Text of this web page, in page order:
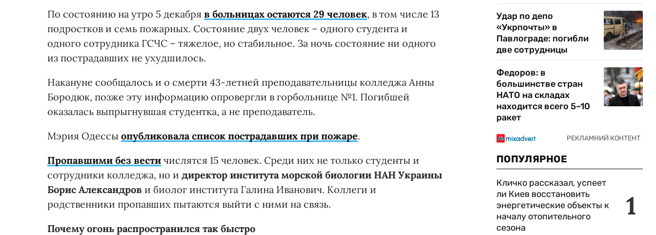
По состоянию на утро 5 декабря в больницах остаются 29 человек, в том числе 13
подростков и семь пожарных. Состояние двух человек – одного студента и
одного сотрудника ГСЧС – тяжелое, но стабильное. За ночь состояние ни одного
из пострадавших не ухудшилось.
Накануне сообщалось и о смерти 43-летней преподавательницы колледжа Анны
Бородюк, позже эту информацию опровергли в горбольнице №1. Погибшей
оказалась выпрыгнувшая студентка, а не преподаватель.
Мэрия Одессы опубликовала список пострадавших при пожаре.
Пропавшими без вести числятся 15 человек. Среди них не только студенты и
сотрудники колледжа, но и директор института морской биологии НАН Украины
Борис Александров и биолог института Галина Иванович. Коллеги и
родственники пропавших пытаются выйти с ними на связь.
Почему огонь распространился так быстро
Удар по депо
«Укрпочты» в
Павлограде: погибли
две сотрудницы
Федоров: в
большинстве стран
НАТО на складах
находится всего 5–10
ракет
ПОПУЛЯРНОЕ
1
Кличко рассказал, успеет
ли Киев восстановить
энергетические объекты к
началу отопительного
сезона